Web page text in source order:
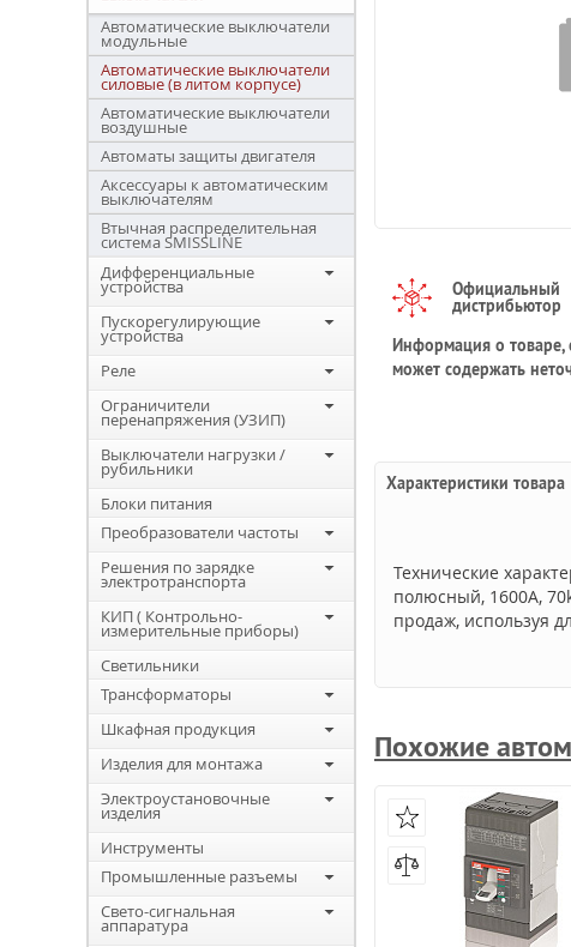
Автоматические выключатели
модульные
Автоматические выключатели
силовые (в литом корпусе)
Автоматические выключатели
воздушные
Автоматы защиты двигателя
Аксессуары к автоматическим
выключателям
Втычная распределительная
система SMISSLINE
Дифференциальные
устройства
Пускорегулирующие
устройства
Реле
Ограничители
перенапряжения (УЗИП)
Выключатели нагрузки /
рубильники
Блоки питания
Преобразователи частоты
Решения по зарядке
электротранспорта
КИП ( Контрольно-
измерительные приборы)
Светильники
Трансформаторы
Шкафная продукция
Изделия для монтажа
Электроустановочные
изделия
Инструменты
Промышленные разъемы
Свето-сигнальная
аппаратура
Официальный
дистрибьютор
Информация о товаре,
может содержать
Характеристики товара
Технические
полюсный, 1600А,
продаж, используя
Похожие